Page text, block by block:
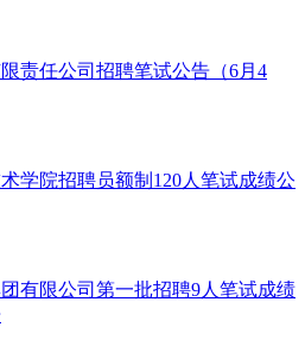
责任公司招聘笔试公告（6月4
学院招聘员额制120人笔试成绩公
有限公司第一批招聘9人笔试成绩